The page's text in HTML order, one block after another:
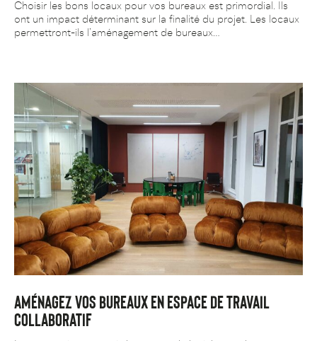
Choisir les bons locaux pour vos bureaux est primordial. Ils
ont un impact déterminant sur la finalité du projet. Les locaux
permettront-ils l’aménagement de bureaux…
AMÉNAGEZ VOS BUREAUX EN ESPACE DE TRAVAIL
COLLABORATIF